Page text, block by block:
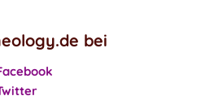
bei